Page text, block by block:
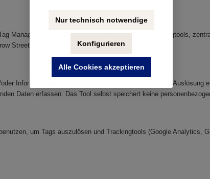
Manager eingesetzt, um Code-Abschnitte von Trackingtools,
Street, Dublin 4, Irland („Google“).
Informationen an Trackingtools übergibt. Die zur Tag-
Daten erfassen. Das Tool selbst speichert keine
um Tags auszulösen und Trackingtools (Google Analytics,
Nur technisch notwendige
Konfigurieren
Alle Cookies akzeptieren